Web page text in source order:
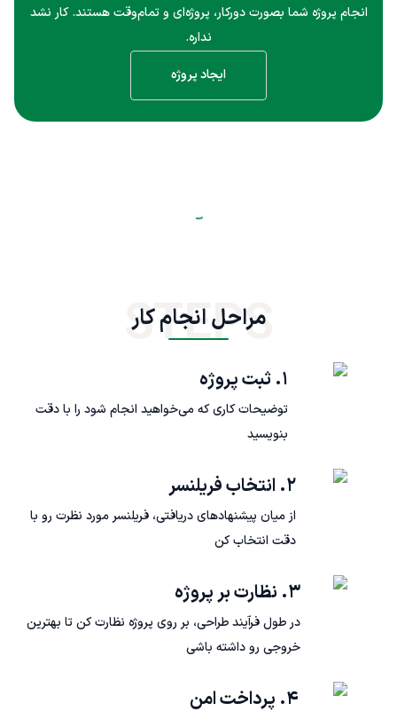
انجام پروژه شما بصورت دورکار، پروژه‌ای و تمام‌وقت هستند. کار نشد
نداره.
ایجاد پروژه
مراحل انجام کار
STEPS
۱. ثبت پروژه
توضیحات کاری که می‌خواهید انجام شود را با دقت
بنویسید
۲. انتخاب فریلنسر
از میان پیشنهادهای دریافتی، فریلنسر مورد نظرت رو با
دقت انتخاب کن
۳. نظارت بر پروژه
در طول فرآیند طراحی، بر روی پروژه نظارت کن تا بهترین
خروجی رو داشته باشی
۴. پرداخت امن